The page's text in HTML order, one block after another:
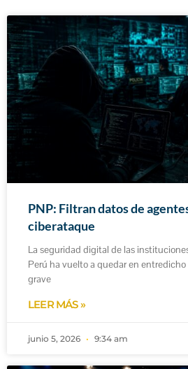
PNP: Filtran datos de
ciberataque
La seguridad digital de las
Perú ha vuelto a quedar en
grave
LEER MÁS »
junio 5, 2026 9:34 am